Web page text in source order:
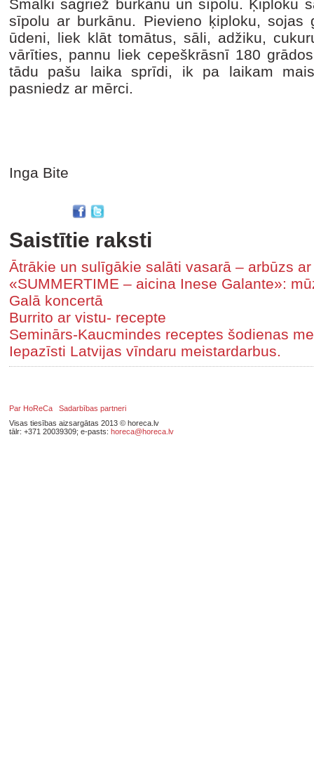
Smalki sagriež burkānu un sīpolu. Ķiploku
sīpolu ar burkānu. Pievieno ķiploku, sojas
ūdeni, liek klāt tomātus, sāli, adžiku,
vārīties, pannu liek cepeškrāsnī 180
tādu pašu laika sprīdi, ik pa laikam
pasniedz ar mērci.
Inga Bite
Saistītie raksti
Ātrākie un sulīgākie salāti vasarā – arbūzs
«SUMMERTIME – aicina Inese Galante»:
Galā koncertā
Burrito ar vistu- recepte
Seminārs-Kaucmindes receptes šodienas
Iepazīsti Latvijas vīndaru meistardarbus.
Par HoReCa
Sadarbības partneri
Visas tiesības aizsargātas 2013 © horeca.lv
tālr: +371 20039309; e-pasts: horeca@horeca.lv